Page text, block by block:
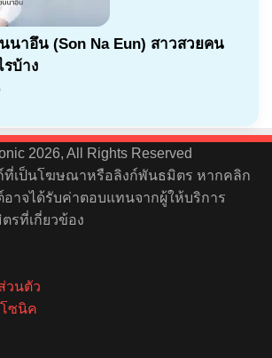
นาอึน (Son Na Eun) สาวสวยคน
บ้าง
2026, All Rights Reserved
ที่เป็นโฆษณาหรือลิงก์พันธมิตร หากคลิก
อาจได้รับค่าตอบแทนจากผู้ให้บริการ
ที่เกี่ยวข้อง
วนตัว
ซนิค